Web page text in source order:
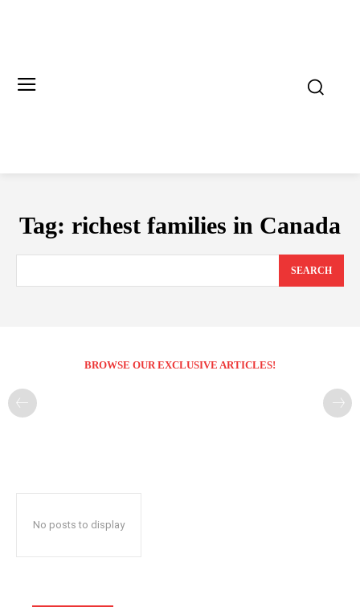
Tag: richest families in Canada
SEARCH
BROWSE OUR EXCLUSIVE ARTICLES!
No posts to display